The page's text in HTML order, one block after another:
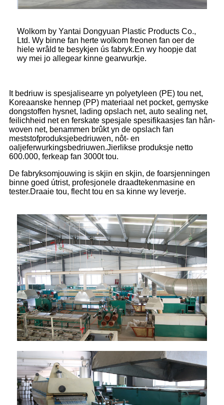
Wolkom by Yantai Dongyuan Plastic Products Co.,
Ltd. Wy binne fan herte wolkom freonen fan oer de
hiele wrâld te besykjen ús fabryk.En wy hoopje dat
wy mei jo allegear kinne gearwurkje.
It bedriuw is spesjalisearre yn polyetyleen (PE) tou net,
Koreaanske hennep (PP) materiaal net pocket, gemyske
dongstoffen hysnet, lading opslach net, auto sealing net,
feilichheid net en ferskate spesjale spesifikaasjes fan hân-
woven net, benammen brûkt yn de opslach fan
meststofproduksjebedriuwen, nôt- en
oaljeferwurkingsbedriuwen.Jierlikse produksje netto
600.000, ferkeap fan 3000t tou.
De fabryksomjouwing is skjin en skjin, de foarsjenningen
binne goed útrist, profesjonele draadtekenmasine en
tester.Draaie tou, flecht tou en sa kinne wy ​​leverje.